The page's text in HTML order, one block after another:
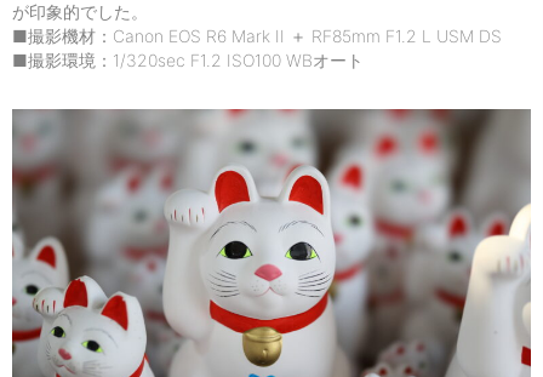
が印象的でした。
■撮影機材：Canon EOS R6 Mark II ＋ RF85mm F1.2 L USM DS
■撮影環境：1/320sec F1.2 ISO100 WBオート